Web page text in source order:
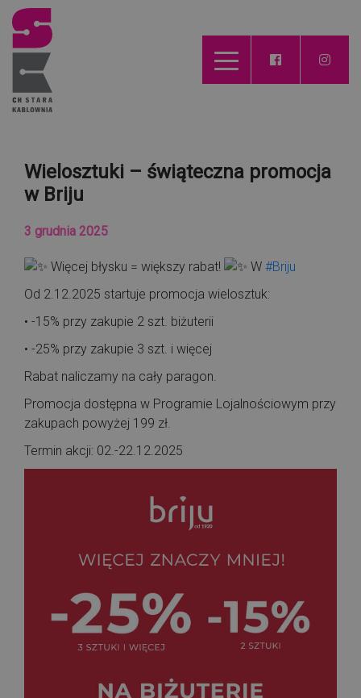
Wielosztuki – świąteczna promocja
w Briju
3 grudnia 2025
Więcej błysku = większy rabat! W #Briju
Od 2.12.2025 startuje promocja wielosztuk:
• -15% przy zakupie 2 szt. biżuterii
• -25% przy zakupie 3 szt. i więcej
Rabat naliczamy na cały paragon.
Promocja dostępna w Programie Lojalnościowym przy
zakupach powyżej 199 zł.
Termin akcji: 02.-22.12.2025